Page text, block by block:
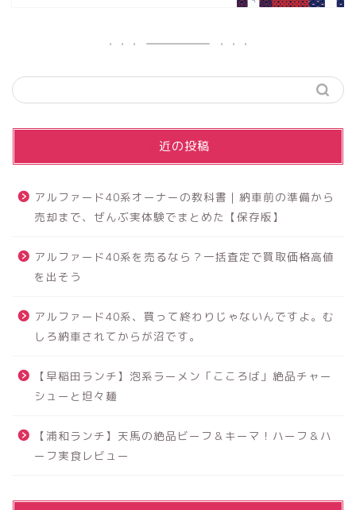
最近の投稿
アルファード40系オーナーの教科書｜納車前の準備から
売却まで、ぜんぶ実体験でまとめた【保存版】
アルファード40系を売るなら？一括査定で買取価格高値
を出そう
アルファード40系、買って終わりじゃないんですよ。む
しろ納車されてからが沼です。
【早稲田ランチ】泡系ラーメン「こころば」絶品チャー
シューと坦々麺
【浦和ランチ】天馬の絶品ビーフ＆キーマ！ハーフ＆ハ
ーフ実食レビュー